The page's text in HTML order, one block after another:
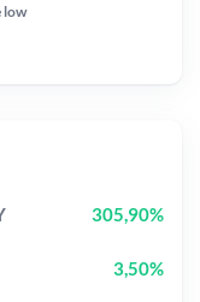
low
305,90%
3,50%